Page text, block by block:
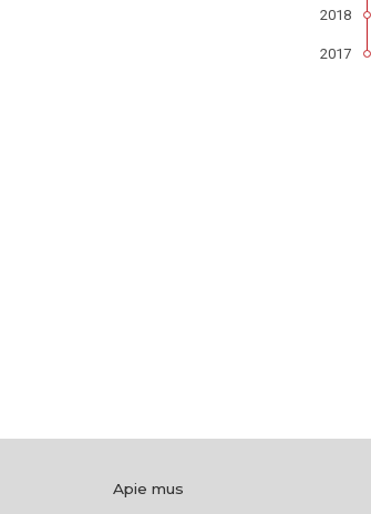
2018
2017
Apie mus